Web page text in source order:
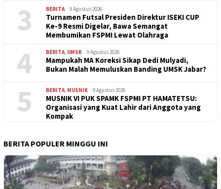
3 BERITA 9 Agustus 2026
Turnamen Futsal Presiden Direktur ISEKI CUP
Ke-9 Resmi Digelar, Bawa Semangat
Membumikan FSPMI Lewat Olahraga
4 BERITA UMSK 9 Agustus 2026
Mampukah MA Koreksi Sikap Dedi Mulyadi,
Bukan Malah Memuluskan Banding UMSK Jabar?
5 BERITA MUSNIK 9 Agustus 2026
MUSNIK VI PUK SPAMK FSPMI PT HAMATETSU:
Organisasi yang Kuat Lahir dari Anggota yang
Kompak
BERITA POPULER MINGGU INI